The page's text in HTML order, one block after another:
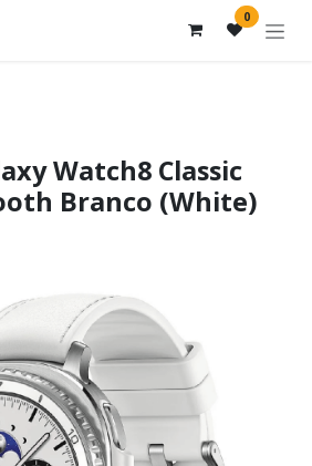
0
Watch8 Classic
Branco (White)